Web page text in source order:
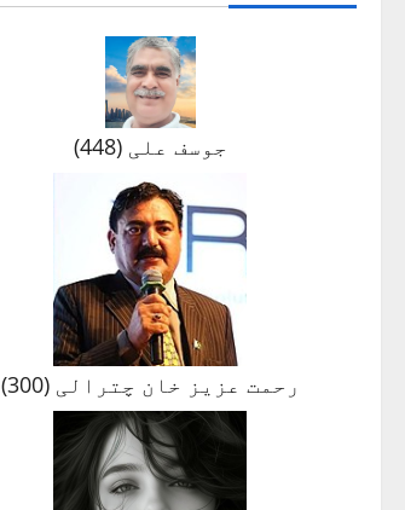
جوسف علی(
448
)
رحمت عزیز خان چترالی(
300
)